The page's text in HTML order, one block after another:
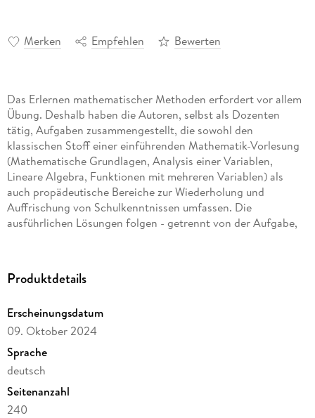
Merken Empfehlen Bewerten
Das Erlernen mathematischer Methoden erfordert vor allem
Übung. Deshalb haben die Autoren, selbst als Dozenten
tätig, Aufgaben zusammengestellt, die sowohl den
klassischen Stoff einer einführenden Mathematik-Vorlesung
(Mathematische Grundlagen, Analysis einer Variablen,
Lineare Algebra, Funktionen mit mehreren Variablen) als
auch propädeutische Bereiche zur Wiederholung und
Auffrischung von Schulkenntnissen umfassen. Die
ausführlichen Lösungen folgen - getrennt von der Aufgabe,
Produktdetails
Erscheinungsdatum
09. Oktober 2024
Sprache
deutsch
Seitenanzahl
240